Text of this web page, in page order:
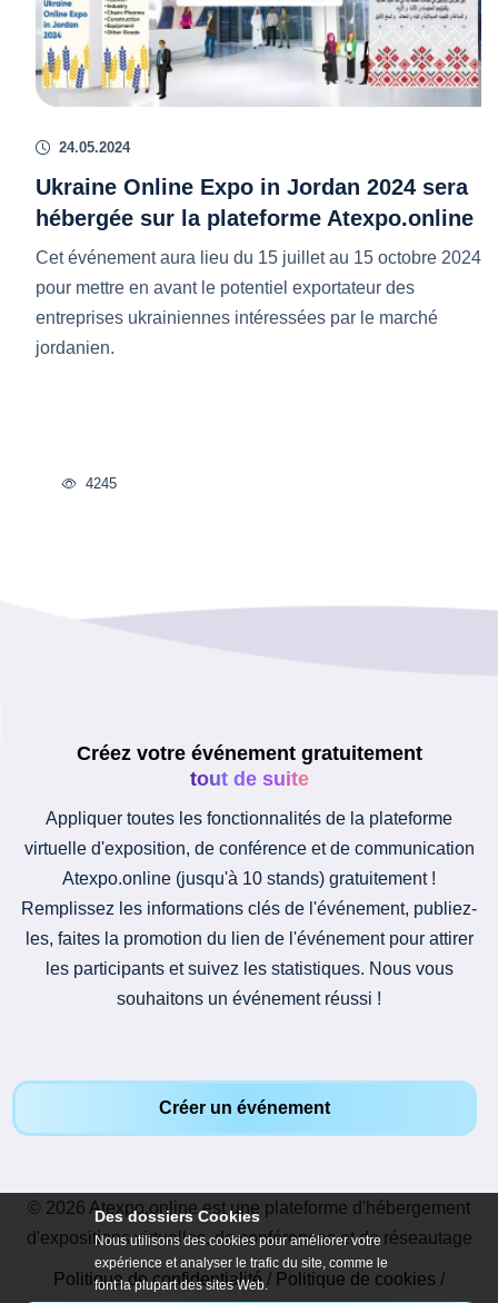
24.05.2024
Ukraine Online Expo in Jordan 2024 sera
hébergée sur la plateforme Atexpo.online
Cet événement aura lieu du 15 juillet au 15 octobre 2024
pour mettre en avant le potentiel exportateur des
entreprises ukrainiennes intéressées par le marché
jordanien.
4245
Créez votre événement gratuitement
tout de suite
Appliquer toutes les fonctionnalités de la plateforme
virtuelle d'exposition, de conférence et de communication
Atexpo.online (jusqu'à 10 stands) gratuitement !
Remplissez les informations clés de l'événement, publiez-
les, faites la promotion du lien de l'événement pour attirer
les participants et suivez les statistiques. Nous vous
souhaitons un événement réussi !
Créer un événement
© 2026 Atexpo.online est une plateforme d'hébergement
d'expositions virtuelles, de conférences et de réseautage
Politique de confidentialité/ Politique de cookies /
Des dossiers Cookies
Nous utilisons des cookies pour améliorer votre
expérience et analyser le trafic du site, comme le
font la plupart des sites Web.